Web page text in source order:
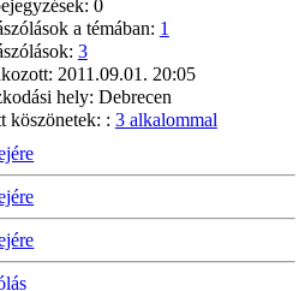
0
a témában: 1
3
2011.09.01. 20:05
hely: Debrecen
köszönetek: : 3 alkalommal